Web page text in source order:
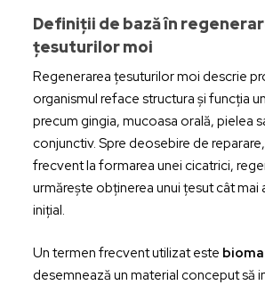
Definiții de bază în
țesuturilor moi
Regenerarea țesuturilor moi descrie
organismul reface structura și funcția
precum gingia, mucoasa orală, pielea
conjunctiv. Spre deosebire de
frecvent la formarea unei cicatrici,
urmărește obținerea unui țesut cât mai
inițial.
Un termen frecvent utilizat este
desemnează un material conceput să